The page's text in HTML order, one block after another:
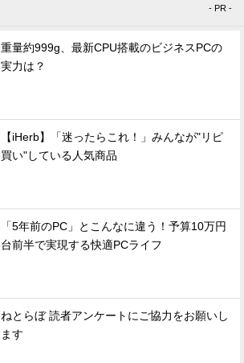
- PR -
重量約999g、最新CPU搭載のビジネスPCの
実力は？
【iHerb】「迷ったらこれ！」みんなが"リピ
買い"している人気商品
「5年前のPC」とこんなに違う！予算10万円
台前半で実現する快適PCライフ
ねとらぼ 読者アンケートにご協力をお願いし
ます